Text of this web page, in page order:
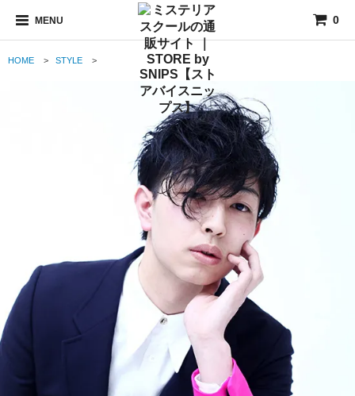
MENU 0
HOME > STYLE >